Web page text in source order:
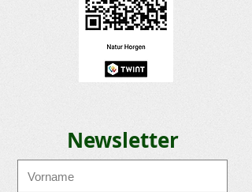
Newsletter